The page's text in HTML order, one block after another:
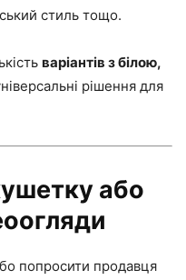
стиль тощо.
варіантів з білою,
рішення для
або
попросити продавця